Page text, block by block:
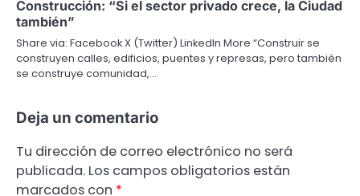
Construcción: “Si el sector privado crece, la Ciudad
también”
Share via: Facebook X (Twitter) LinkedIn More “Construir se
construyen calles, edificios, puentes y represas, pero también
se construye comunidad,…
Deja un comentario
Tu dirección de correo electrónico no será
publicada. Los campos obligatorios están
marcados con *